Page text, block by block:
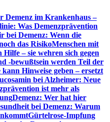
Demenz im Krankenhaus –
Was Demenzprävention
bei Demenz: Wenn die
das RisikoMenschen mit
– sie wehren sich gegen
-bewußtsein werden Teil der
Hinweise geben – ersetzt
bei Alzheimer: Neue
ist mehr als
Demenz: Wer hat hier
bei Demenz: Warum
Gürtelrose-Impfung